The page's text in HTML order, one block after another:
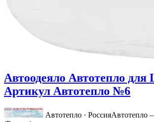
Автоодеяло Автотепло для
Артикул Автотепло №6
Автотепло · РоссияАвтотепло